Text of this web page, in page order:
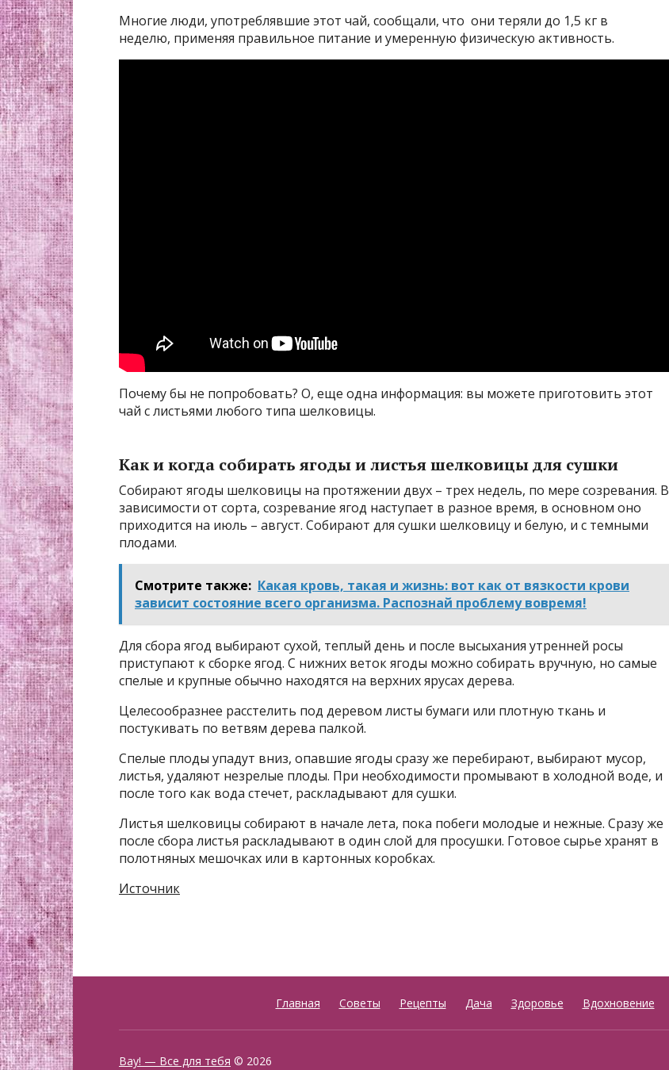
Многие люди, употреблявшие этот чай, сообщали, что они теряли до 1,5 кг в
неделю, применяя правильное питание и умеренную физическую активность.
Почему бы не попробовать? О, еще одна информация: вы можете приготовить этот
чай с листьями любого типа шелковицы.
Как и когда собирать ягоды и листья шелковицы для сушки
Собирают ягоды шелковицы на протяжении двух – трех недель, по мере созревания. В
зависимости от сорта, созревание ягод наступает в разное время, в основном оно
приходится на июль – август. Собирают для сушки шелковицу и белую, и с темными
плодами.
Смотрите также: Какая кровь, такая и жизнь: вот как от вязкости крови
зависит состояние всего организма. Распознай проблему вовремя!
Для сбора ягод выбирают сухой, теплый день и после высыхания утренней росы
приступают к сборке ягод. С нижних веток ягоды можно собирать вручную, но самые
спелые и крупные обычно находятся на верхних ярусах дерева.
Целесообразнее расстелить под деревом листы бумаги или плотную ткань и
постукивать по ветвям дерева палкой.
Спелые плоды упадут вниз, опавшие ягоды сразу же перебирают, выбирают мусор,
листья, удаляют незрелые плоды. При необходимости промывают в холодной воде, и
после того как вода стечет, раскладывают для сушки.
Листья шелковицы собирают в начале лета, пока побеги молодые и нежные. Сразу же
после сбора листья раскладывают в один слой для просушки. Готовое сырье хранят в
полотняных мешочках или в картонных коробках.
Источник
Главная Советы Рецепты Дача Здоровье Вдохновение
Вау! — Все для тебя © 2026